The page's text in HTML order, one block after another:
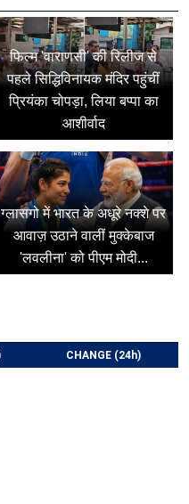
फिल्म 'वाराणसी' की रिलीज से
पहले सिद्धिविनायक मंदिर पहुंचीं
प्रियंका चोपड़ा, लिया बप्पा का
आशीर्वाद
ग्लासगो में भारत के अधूरे नक्शे पर
आवाज़ उठाने वालीं मुक्केबाज
'लवलीना' को पीएम मोदी...